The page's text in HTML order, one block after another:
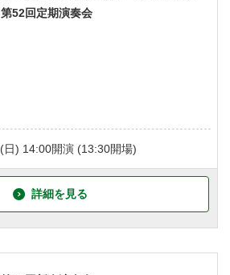
第52回定期演奏会
(日) 14:00開演 (13:30開場)
詳細を見る